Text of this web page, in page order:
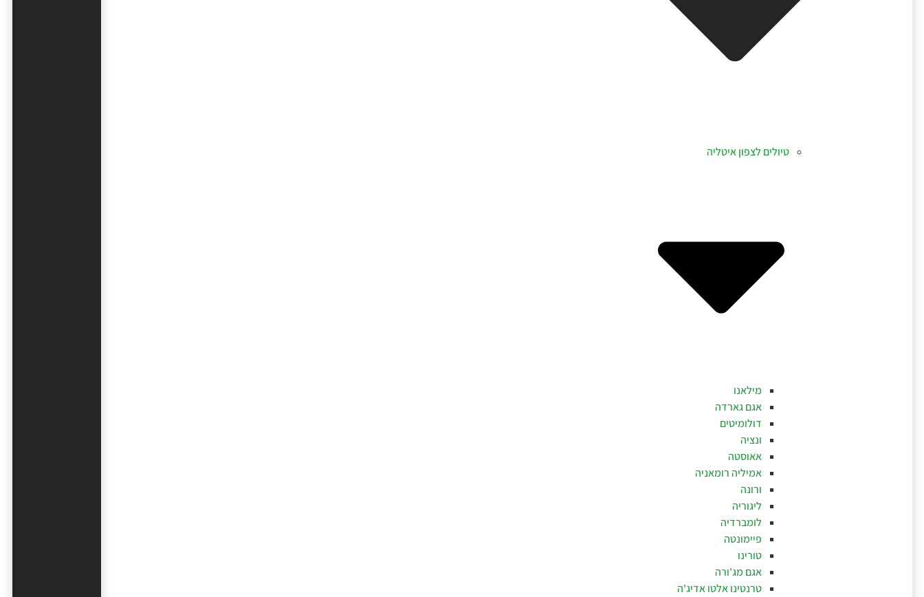
טיולים לצפון איטליה
מילאנו
אגם גארדה
דולומיטים
ונציה
אאוסטה
אמיליה רומאניה
ורונה
ליגוריה
לומברדיה
פיימונטה
טורינו
אגם מג'ורה
טרנטינו אלטו אדיג'ה